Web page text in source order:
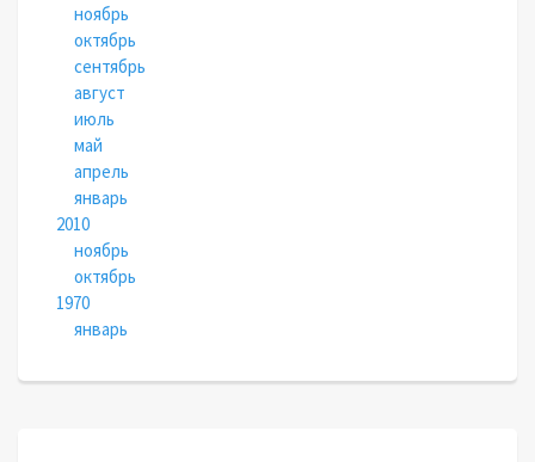
ноябрь
октябрь
сентябрь
август
июль
май
апрель
январь
2010
ноябрь
октябрь
1970
январь